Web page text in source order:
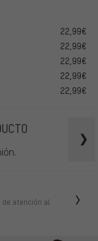
22,99€
22,99€
22,99€
22,99€
22,99€
de atención al